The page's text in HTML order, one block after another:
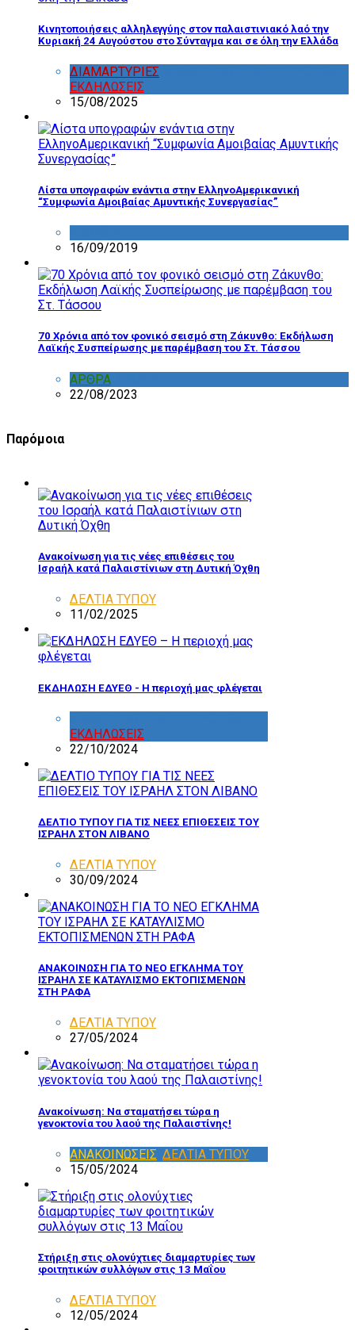
Κινητοποιήσεις αλληλεγγύης στον παλαιστινιακό λαό την
Κυριακή 24 Αυγούστου στο Σύνταγμα και σε όλη την Ελλάδα
ΔΙΑΜΑΡΤΥΡΙΕΣ
ΕΚΔΗΛΩΣΕΙΣ
15/08/2025
Λίστα υπογραφών ενάντια στην ΕλληνοΑμερικανική
“Συμφωνία Αμοιβαίας Αμυντικής Συνεργασίας”
16/09/2019
70 Χρόνια από τον φονικό σεισμό στη Ζάκυνθο: Εκδήλωση
Λαϊκής Συσπείρωσης με παρέμβαση του Στ. Τάσσου
ΑΡΘΡΑ
22/08/2023
Παρόμοια
Ανακοίνωση για τις νέες επιθέσεις του
Ισραήλ κατά Παλαιστίνιων στη Δυτική Όχθη
ΔΕΛΤΙΑ ΤΥΠΟΥ
11/02/2025
ΕΚΔΗΛΩΣΗ ΕΔΥΕΘ - Η περιοχή μας φλέγεται
ΕΚΔΗΛΩΣΕΙΣ
22/10/2024
ΔΕΛΤΙΟ ΤΥΠΟΥ ΓΙΑ ΤΙΣ ΝΕΕΣ ΕΠΙΘΕΣΕΙΣ ΤΟΥ
ΙΣΡΑΗΛ ΣΤΟΝ ΛΙΒΑΝΟ
ΔΕΛΤΙΑ ΤΥΠΟΥ
30/09/2024
ΑΝΑΚΟΙΝΩΣΗ ΓΙΑ ΤΟ ΝΕΟ ΕΓΚΛΗΜΑ ΤΟΥ
ΙΣΡΑΗΛ ΣΕ ΚΑΤΑΥΛΙΣΜΟ ΕΚΤΟΠΙΣΜΕΝΩΝ
ΣΤΗ ΡΑΦΑ
ΔΕΛΤΙΑ ΤΥΠΟΥ
27/05/2024
Ανακοίνωση: Να σταματήσει τώρα η
γενοκτονία του λαού της Παλαιστίνης!
ΑΝΑΚΟΙΝΩΣΕΙΣ ΔΕΛΤΙΑ ΤΥΠΟΥ
15/05/2024
Στήριξη στις ολονύχτιες διαμαρτυρίες των
φοιτητικών συλλόγων στις 13 Μαΐου
ΔΕΛΤΙΑ ΤΥΠΟΥ
12/05/2024